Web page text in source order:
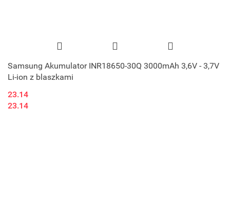
Samsung Akumulator INR18650-30Q 3000mAh 3,6V - 3,7V
Li-ion z blaszkami
23.14
23.14